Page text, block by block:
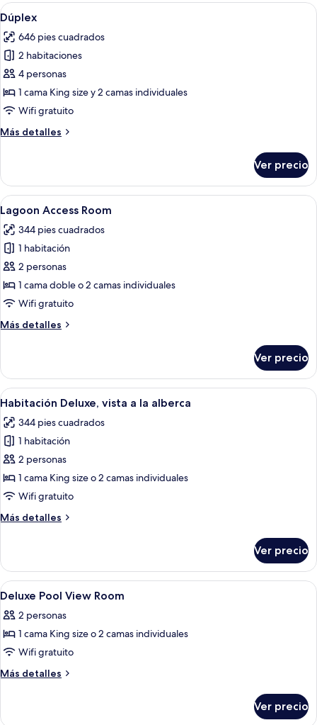
Abrir
todas
las
fotos
de
Dúplex
Habitación de hotel con una cama
11
Dúplex
646 pies cuadrados
2 habitaciones
4 personas
1 cama King size y 2 camas individuales
Wifi gratuito
Más detalles
Más
Ver precio
Abrir
todas
las
fotos
de
Lagoon
Access
Una habitación de hotel moderna
10
Lagoon Access Room
344 pies cuadrados
1 habitación
2 personas
1 cama doble o 2 camas individuales
Wifi gratuito
Más detalles
Más
Access
Room
Ver precio
Abrir
todas
las
fotos
de
Habitación
Deluxe,
a
Habitación de hotel con una cama
10
Habitación Deluxe, vista a la alberca
344 pies cuadrados
1 habitación
2 personas
1 cama King size o 2 camas individuales
Wifi gratuito
Más detalles
Más
Deluxe,
vista
a
alberca
Ver precio
Abrir
todas
las
fotos
de
Deluxe
Room
Caja de seguridad en la habitación y
7
Deluxe Pool View Room
2 personas
1 cama King size o 2 camas individuales
Wifi gratuito
Más detalles
Más
Ver precio